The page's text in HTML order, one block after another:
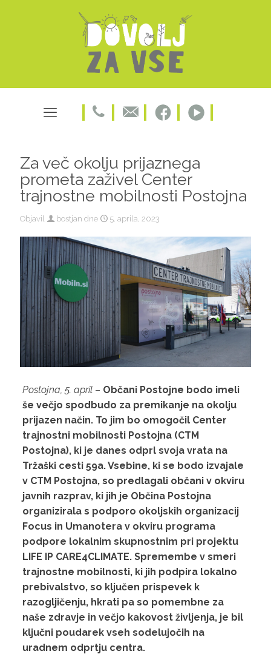
Za več okolju prijaznega
prometa zaživel Center
trajnostne mobilnosti Postojna
Objavil bostjan dne 5. aprila, 2023
Postojna, 5. april– Občani Postojne bodo imeli
še večjo spodbudo za premikanje na okolju
prijazen način. To jim bo omogočil Center
trajnostni mobilnosti Postojna (CTM
Postojna), ki je danes odprl svoja vrata na
Tržaški cesti 59a. Vsebine, ki se bodo izvajale
v CTM Postojna, so predlagali občani v okviru
javnih razprav, ki jih je Občina Postojna
organizirala s podporo okoljskih organizacij
Focus in Umanotera v okviru programa
podpore lokalnim skupnostnim pri projektu
LIFE IP CARE4CLIMATE. Spremembe v smeri
trajnostne mobilnosti, ki jih podpira lokalno
prebivalstvo, so ključen prispevek k
razogljičenju, hkrati pa so pomembne za
naše zdravje in večjo kakovost življenja, je bil
ključni poudarek vseh sodelujočih na
uradnem odprtju centra.